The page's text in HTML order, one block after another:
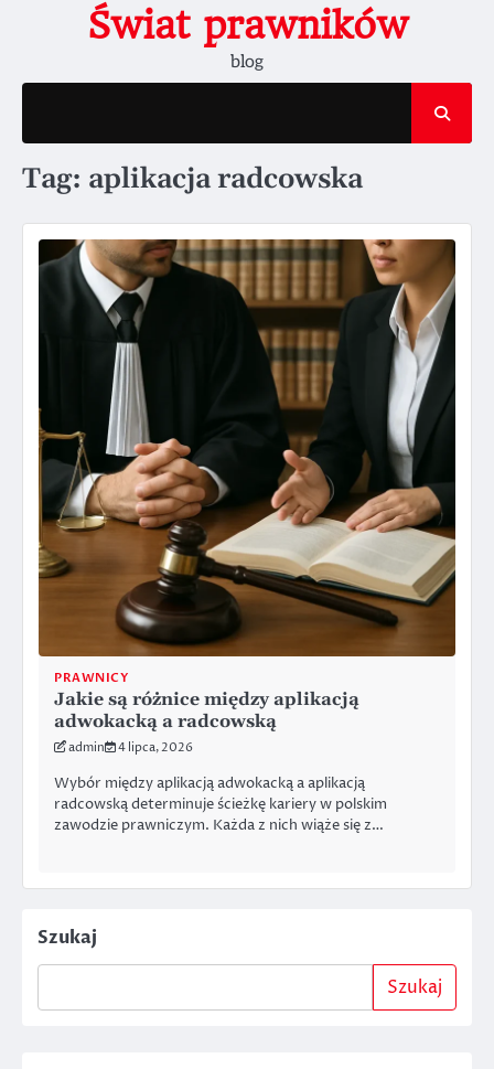
Świat prawników
blog
Tag: aplikacja radcowska
PRAWNICY
Jakie są różnice między aplikacją
adwokacką a radcowską
admin 4 lipca, 2026
Wybór między aplikacją adwokacką a aplikacją
radcowską determinuje ścieżkę kariery w polskim
zawodzie prawniczym. Każda z nich wiąże się z…
Szukaj
Szukaj